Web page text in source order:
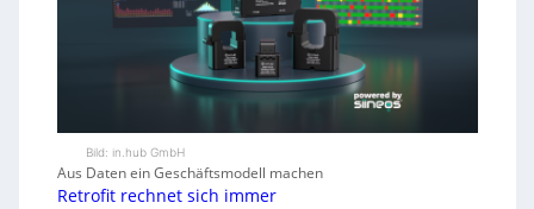
Bild: in.hub GmbH
Aus Daten ein Geschäftsmodell machen
Retrofit rechnet sich immer